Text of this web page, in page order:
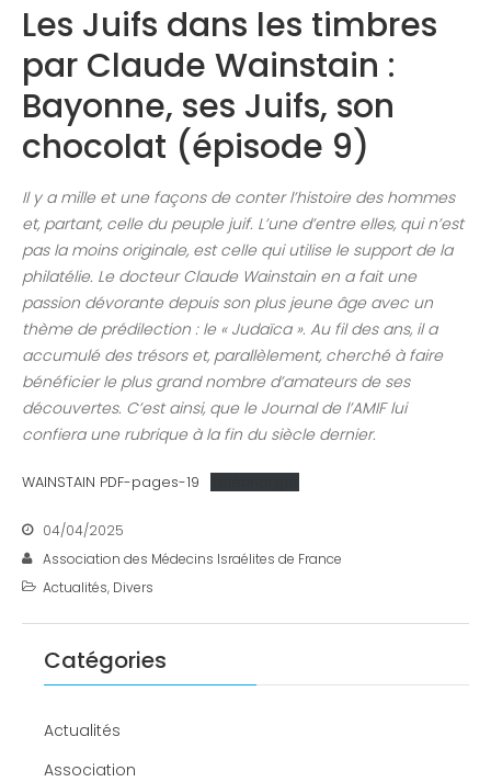
Les Juifs dans les timbres
par Claude Wainstain :
Bayonne, ses Juifs, son
chocolat (épisode 9)
Il y a mille et une façons de conter l’histoire des hommes
et, partant, celle du peuple juif. L’une d’entre elles, qui n’est
pas la moins originale, est celle qui utilise le support de la
philatélie. Le docteur Claude Wainstain en a fait une
passion dévorante depuis son plus jeune âge avec un
thème de prédilection : le « Judaïca ». Au fil des ans, il a
accumulé des trésors et, parallèlement, cherché à faire
bénéficier le plus grand nombre d’amateurs de ses
découvertes. C’est ainsi, que le Journal de l’AMIF lui
confiera une rubrique à la fin du siècle dernier.
WAINSTAIN PDF-pages-19
04/04/2025
Association des Médecins Israélites de France
Actualités, Divers
Catégories
Actualités
Association